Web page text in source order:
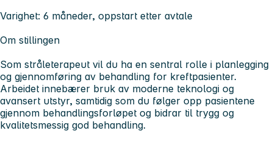
Varighet: 6 måneder, oppstart etter avtale
Om stillingen
Som stråleterapeut vil du ha en sentral rolle i planlegging
og gjennomføring av behandling for kreftpasienter.
Arbeidet innebærer bruk av moderne teknologi og
avansert utstyr, samtidig som du følger opp pasientene
gjennom behandlingsforløpet og bidrar til trygg og
kvalitetsmessig god behandling.